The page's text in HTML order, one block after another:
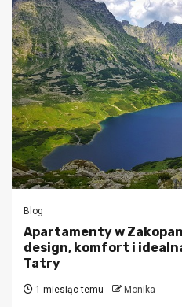
Blog
Apartamenty w
design, komfort i
Tatry
1 miesiąc temu Monika